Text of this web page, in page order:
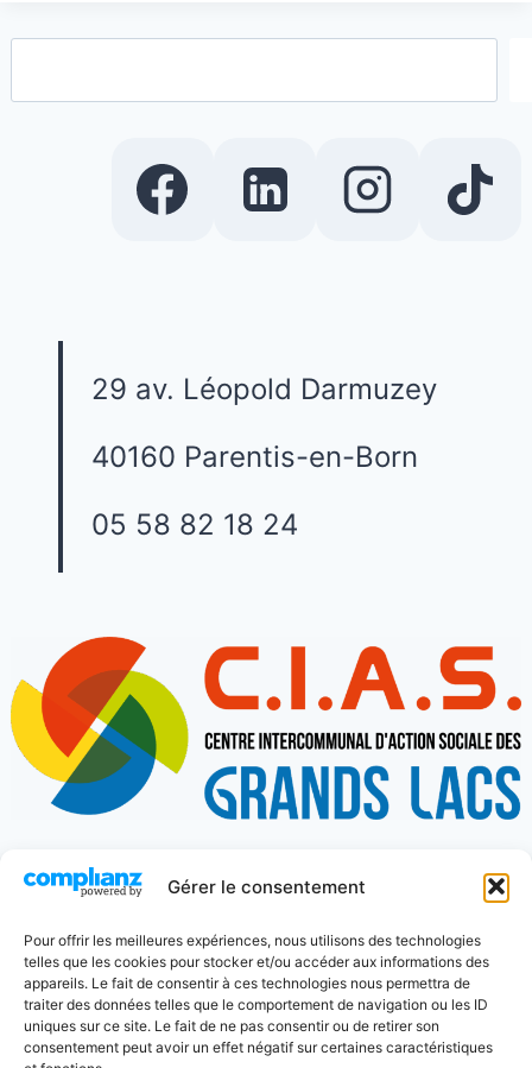
Gérer le consentement
Pour offrir les meilleures expériences, nous utilisons des technologies
telles que les cookies pour stocker et/ou accéder aux informations des
appareils. Le fait de consentir à ces technologies nous permettra de
traiter des données telles que le comportement de navigation ou les ID
uniques sur ce site. Le fait de ne pas consentir ou de retirer son
consentement peut avoir un effet négatif sur certaines caractéristiques
29 av. Léopold Darmuzey
40160 Parentis-en-Born
05 58 82 18 24
274 place Charles de Gaulle
40600 Biscarrosse